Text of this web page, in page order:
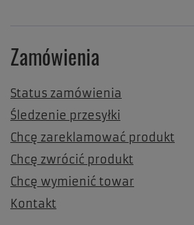
Zamówienia
Status zamówienia
Śledzenie przesyłki
Chcę zareklamować produkt
Chcę zwrócić produkt
Chcę wymienić towar
Kontakt